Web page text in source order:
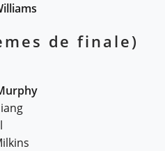
de finale)